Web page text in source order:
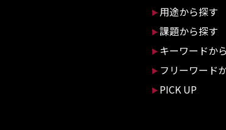
用途から探す
課題から探す
キーワードか
フリーワード
PICK UP